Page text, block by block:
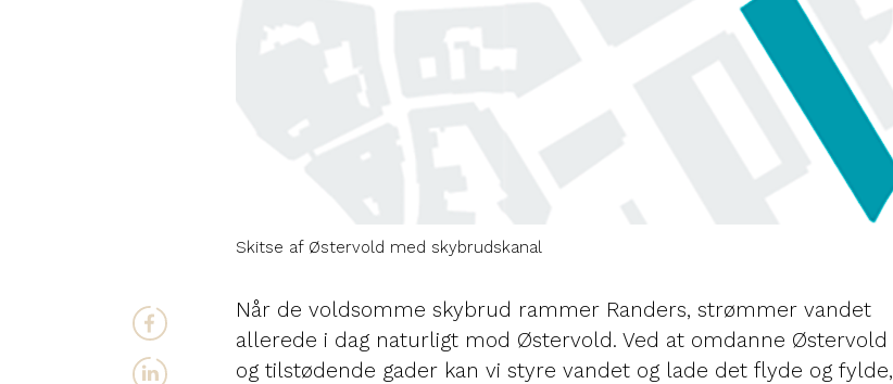
Skitse af Østervold med skybrudskanal
Når de voldsomme skybrud rammer Randers, strømmer vandet
allerede i dag naturligt mod Østervold. Ved at omdanne Østervold
og tilstødende gader kan vi styre vandet og lade det flyde og fylde,